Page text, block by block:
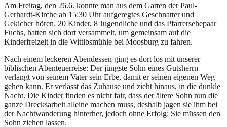
Am Freitag, den 26.6. konnte man aus dem Garten der Paul-
Gerhardt-Kirche ab 15:30 Uhr aufgeregtes Geschnatter und
Gekicher hören. 20 Kinder, 8 Jugendliche und das Pfarrersehepaar
Fuchs, hatten sich dort versammelt, um gemeinsam auf die
Kinderfreizeit in die Wittibsmühle bei Moosburg zu fahren.
Nach einem leckeren Abendessen ging es dort los mit unserer
biblischen Abenteuerreise: Der jüngste Sohn eines Gutsherrn
verlangt von seinem Vater sein Erbe, damit er seinen eigenen Weg
gehen kann. Er verlässt das Zuhause und zieht hinaus, in die dunkle
Nacht. Die Kinder finden es nicht fair, dass der ältere Sohn nun die
ganze Drecksarbeit alleine machen muss, deshalb jagen sie ihm bei
der Nachtwanderung hinterher, jedoch ohne Erfolg: Sie müssen den
Sohn ziehen lassen.